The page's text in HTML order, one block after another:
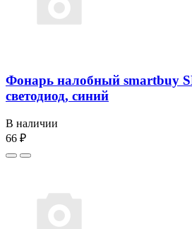
Фонарь налобный smartbuy
светодиод, синий
В наличии
66 ₽